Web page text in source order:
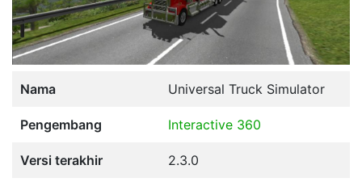
Nama Universal Truck Simulator
Pengembang Interactive 360
Versi terakhir 2.3.0